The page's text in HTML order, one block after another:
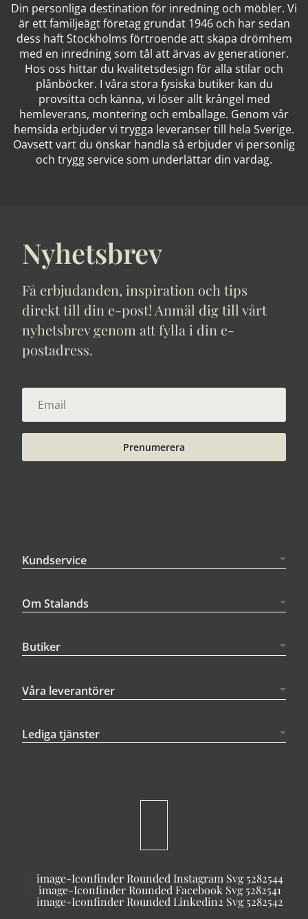
Din personliga destination för inredning och möbler. Vi
är ett familjeägt företag grundat 1946 och har sedan
dess haft Stockholms förtroende att skapa drömhem
med en inredning som tål att ärvas av generationer.
Hos oss hittar du kvalitetsdesign för alla stilar och
plånböcker. I våra stora fysiska butiker kan du
provsitta och känna, vi löser allt krångel med
hemleverans, montering och emballage. Genom vår
hemsida erbjuder vi trygga leveranser till hela Sverige.
Oavsett vart du önskar handla så erbjuder vi personlig
och trygg service som underlättar din vardag.
Nyhetsbrev
Få erbjudanden, inspiration och tips
direkt till din e-post! Anmäl dig till vårt
nyhetsbrev genom att fylla i din e-
postadress.
Prenumerera
Kundservice
Om Stalands
Butiker
Våra leverantörer
Lediga tjänster